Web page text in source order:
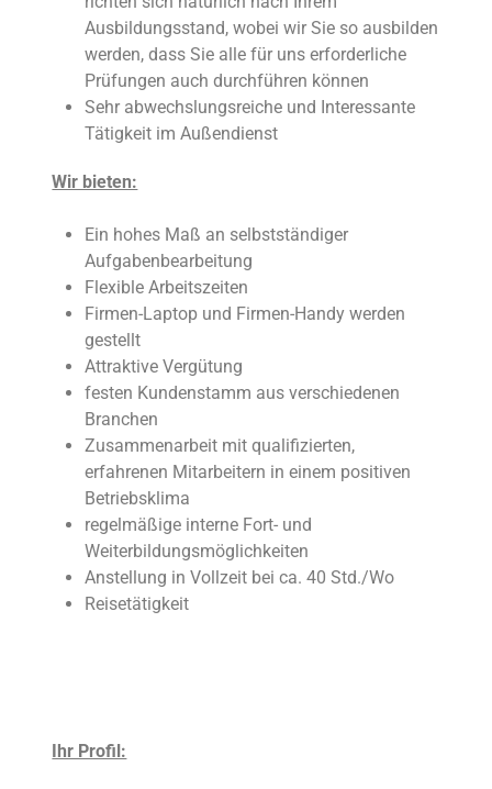
Ausbildungsstand, wobei wir Sie so ausbilden
werden, dass Sie alle für uns erforderliche
Prüfungen auch durchführen können
Sehr abwechslungsreiche und Interessante
Tätigkeit im Außendienst
Wir bieten:
Ein hohes Maß an selbstständiger
Aufgabenbearbeitung
Flexible Arbeitszeiten
Firmen-Laptop und Firmen-Handy werden
gestellt
Attraktive Vergütung
festen Kundenstamm aus verschiedenen
Branchen
Zusammenarbeit mit qualifizierten,
erfahrenen Mitarbeitern in einem positiven
Betriebsklima
regelmäßige interne Fort- und
Weiterbildungsmöglichkeiten
Anstellung in Vollzeit bei ca. 40 Std./Wo
Reisetätigkeit
Ihr Profil: